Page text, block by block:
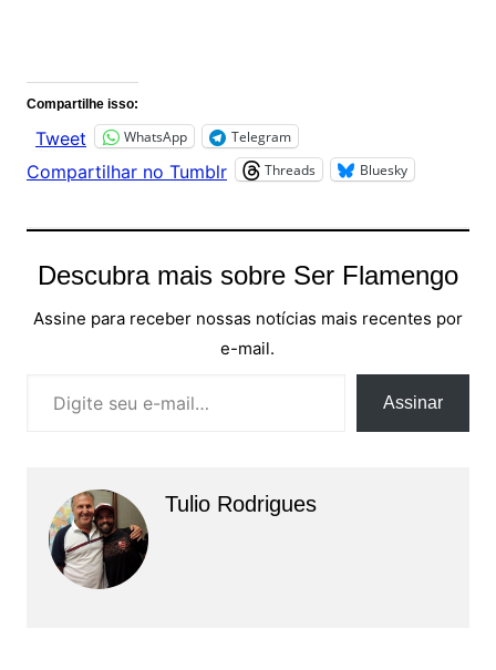
Compartilhe isso:
Tweet WhatsApp Telegram
Compartilhar no Tumblr Threads Bluesky
Descubra mais sobre Ser Flamengo
Assine para receber nossas notícias mais recentes por
e-mail.
Assinar
Tulio Rodrigues